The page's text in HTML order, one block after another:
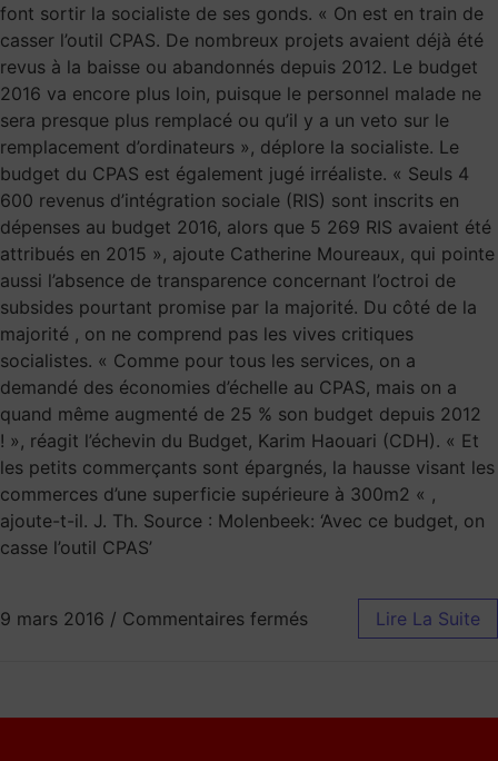
font sortir la socialiste de ses gonds. « On est en train de
casser l’outil CPAS. De nombreux projets avaient déjà été
revus à la baisse ou abandonnés depuis 2012. Le budget
2016 va encore plus loin, puisque le personnel malade ne
sera presque plus remplacé ou qu’il y a un veto sur le
remplacement d’ordinateurs », déplore la socialiste. Le
budget du CPAS est également jugé irréaliste. « Seuls 4
600 revenus d’intégration sociale (RIS) sont inscrits en
dépenses au budget 2016, alors que 5 269 RIS avaient été
attribués en 2015 », ajoute Catherine Moureaux, qui pointe
aussi l’absence de transparence concernant l’octroi de
subsides pourtant promise par la majorité. Du côté de la
majorité , on ne comprend pas les vives critiques
socialistes. « Comme pour tous les services, on a
demandé des économies d’échelle au CPAS, mais on a
quand même augmenté de 25 % son budget depuis 2012
! », réagit l’échevin du Budget, Karim Haouari (CDH). « Et
les petits commerçants sont épargnés, la hausse visant les
commerces d’une superficie supérieure à 300m2 « ,
ajoute-t-il. J. Th. Source : Molenbeek: ‘Avec ce budget, on
casse l’outil CPAS’
9 mars 2016 / Commentaires fermés Lire La Suite